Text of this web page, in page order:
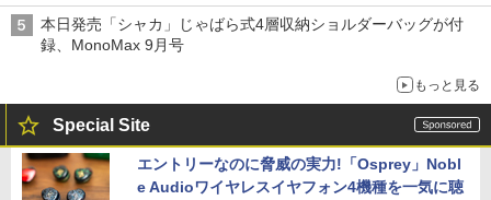
本日発売「シャカ」じゃばら式4層収納ショルダーバッグが付
録、MonoMax 9月号
もっと見る
Special Site
エントリーなのに脅威の実力!「Osprey」Nobl
e Audioワイヤレスイヤフォン4機種を一気に聴